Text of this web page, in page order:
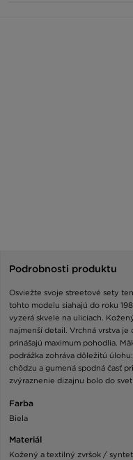
Podrobnosti produktu
Osviežte svoje streetové sety
tohto modelu siahajú do roku
vyzerá skvele na uliciach.
najmenší detail. Vrchná vrstva
prinášajú maximum pohodlia.
podrážka zohráva dôležitú
chôdzu a gumená spodná časť
zvýraznenie dizajnu bolo do
Farba
Biela
Materiál
Kožený a textilný zvršok /